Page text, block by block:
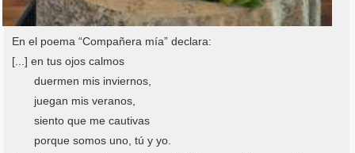
En el poema “Compañera mía” declara:
[...] en tus ojos calmos
duermen mis inviernos,
juegan mis veranos,
siento que me cautivas
porque somos uno, tú y yo.